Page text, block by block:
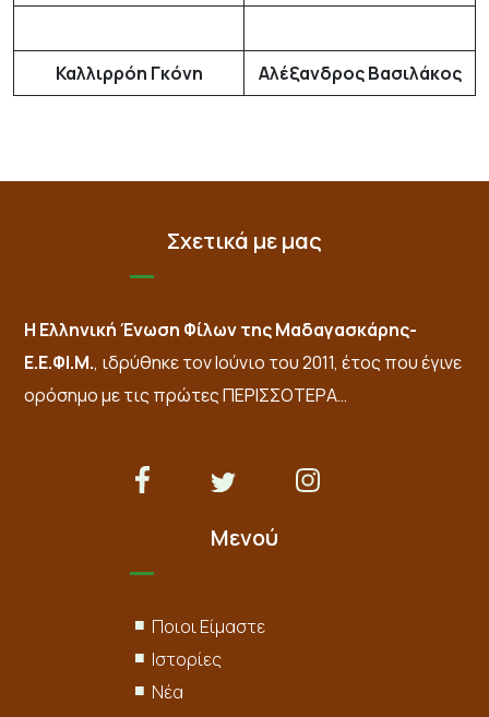
Καλλιρρόη Γκόνη Αλέξανδρος Βασιλάκος
Σχετικά με μας
Η Ελληνική Ένωση Φίλων της Μαδαγασκάρης-
Ε.Ε.ΦΙ.Μ., ιδρύθηκε τον Ιούνιο του 2011, έτος που έγινε
ορόσημο με τις πρώτεςΠΕΡΙΣΣΟΤΕΡΑ…
Μενού
Ποιοι Είμαστε
Ιστορίες
Νέα